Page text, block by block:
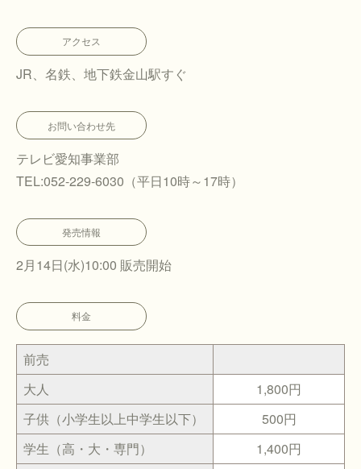
アクセス
JR、名鉄、地下鉄金山駅すぐ
お問い合わせ先
テレビ愛知事業部
TEL:052-229-6030（平日10時～17時）
発売情報
2月14日(水)10:00 販売開始
料金
前売
大人
1,800円
子供（小学生以上中学生以下）
500円
学生（高・大・専門）
1,400円